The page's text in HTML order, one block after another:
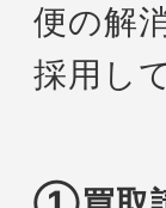
便の解
採用し